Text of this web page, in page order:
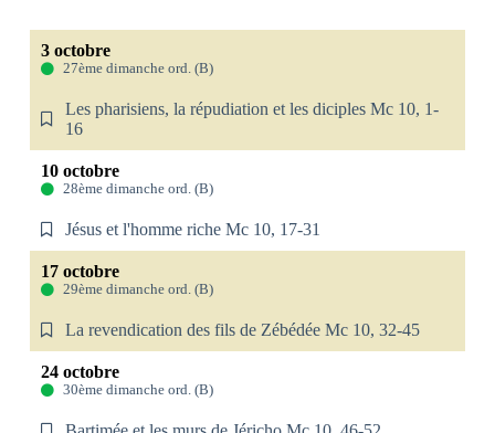
3 octobre
27ème dimanche ord. (B)
Les pharisiens, la répudiation et les diciples Mc 10, 1-
16
10 octobre
28ème dimanche ord. (B)
Jésus et l'homme riche Mc 10, 17-31
17 octobre
29ème dimanche ord. (B)
La revendication des fils de Zébédée Mc 10, 32-45
24 octobre
30ème dimanche ord. (B)